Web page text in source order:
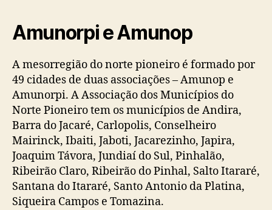
Amunorpi e Amunop
A mesorregião do norte pioneiro é formado por
49 cidades de duas associações – Amunop e
Amunorpi. A Associação dos Municípios do
Norte Pioneiro tem os municípios de Andira,
Barra do Jacaré, Carlopolis, Conselheiro
Mairinck, Ibaiti, Jaboti, Jacarezinho, Japira,
Joaquim Távora, Jundiaí do Sul, Pinhalão,
Ribeirão Claro, Ribeirão do Pinhal, Salto Itararé,
Santana do Itararé, Santo Antonio da Platina,
Siqueira Campos e Tomazina.